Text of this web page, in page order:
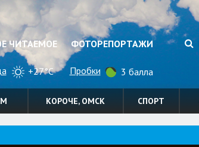
ЧИТАЕМОЕ ФОТОРЕПОРТАЖИ
+27°C Пробки 3 балла
КОРОЧЕ, ОМСК СПОРТ